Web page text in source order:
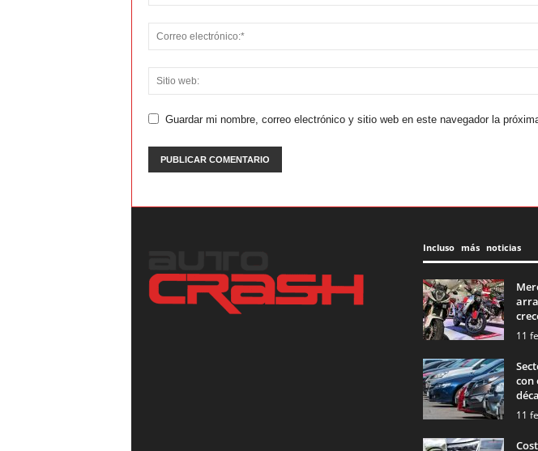
Guardar mi nombre, correo electrónico y sitio web en este navegador la
Incluso más noticias
11
con
11